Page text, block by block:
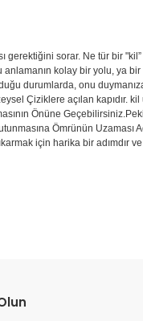
sorar. Ne tür bir
anlamanın kolay bir yolu,
durumlarda, onu
Çiziklere açılan kapıdır.
Önüne
Ömrünün Uzaması
için harika bir adımdır